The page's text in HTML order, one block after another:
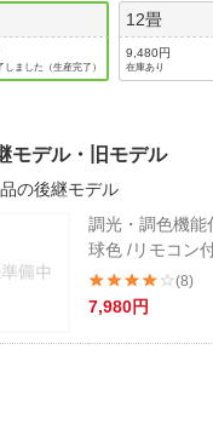
しました（生産完了）
12畳
9,480円
在庫あり
モデル・旧モデル
の後継モデル
調光・調色機
球色 /リモコン
(8)
7,980円